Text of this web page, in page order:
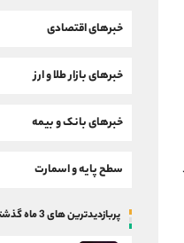
خبرهای اقتصادی
خبرهای بازار طلا و ارز
خبرهای بانک و بیمه
سطح پایه و اسمارت
پربازدیدترین های 3 ماه گذشته